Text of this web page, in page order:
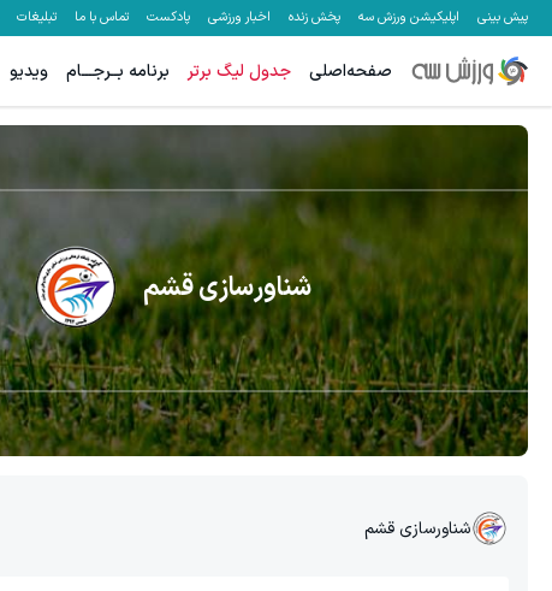
پیش بینی اپلیکیشن ورزش سه پخش زنده اخبار ورزشی پادکست تماس با ما تبلیغات
صفحه‌اصلی جدول لیگ برتر برنامه بــرجـــام ویدیو
شناورسازی قشم
شناورسازی قشم